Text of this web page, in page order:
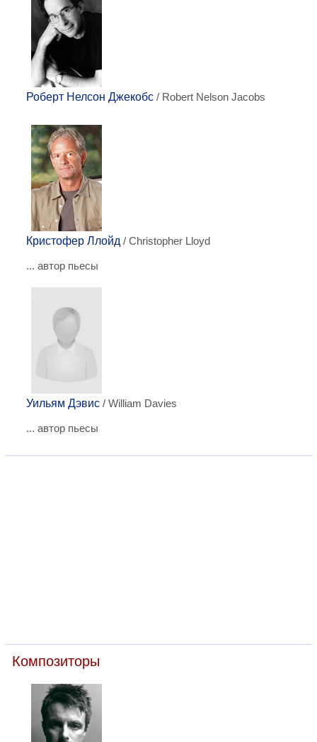
Роберт Нелсон Джекобс / Robert Nelson Jacobs
Кристофер Ллойд / Christopher Lloyd
... автор пьесы
Уильям Дэвис / William Davies
... автор пьесы
Композиторы